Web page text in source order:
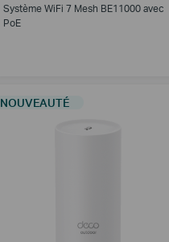
Système WiFi 7 Mesh BE11000 avec
PoE
NOUVEAUTÉ